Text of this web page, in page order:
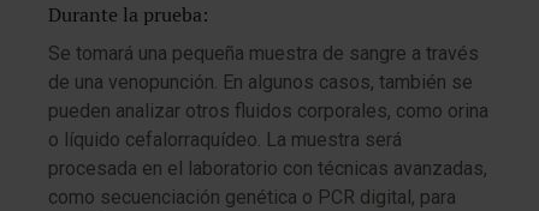
Durante la prueba:
Se tomará una pequeña muestra de sangre a través
de una venopunción. En algunos casos, también se
pueden analizar otros fluidos corporales, como orina
o líquido cefalorraquídeo. La muestra será
procesada en el laboratorio con técnicas avanzadas,
como secuenciación genética o PCR digital, para